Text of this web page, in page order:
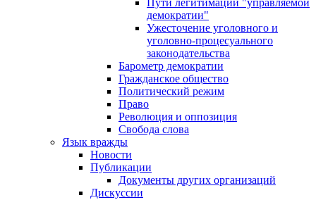
Пути легитимации "управляемой
демократии"
Ужесточение уголовного и
уголовно-процесуального
законодательства
Барометр демократии
Гражданское общество
Политический режим
Право
Революция и оппозиция
Свобода слова
Язык вражды
Новости
Публикации
Документы других организаций
Дискуссии